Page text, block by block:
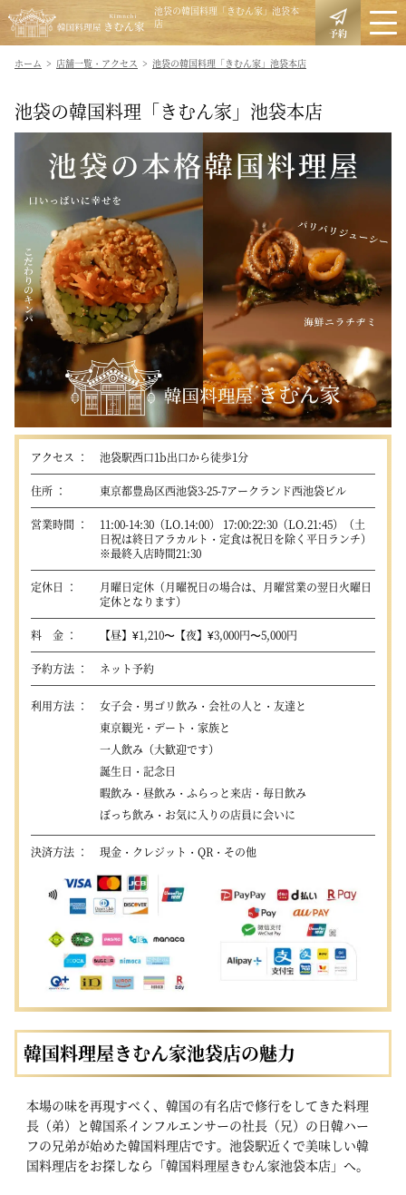
池袋の韓国料理「きむん家」池袋本
店
予約
ホーム 店舗一覧・アクセス 池袋の韓国料理「きむん家」池袋本店
池袋の韓国料理「きむん家」池袋本店
アクセス 池袋駅西口1b出口から徒歩1分
住所 東京都豊島区西池袋3-25-7アークランド西池袋ビル
営業時間
11:00-14:30（LO.14:00） 17:00:22:30（LO.21:45）（土
日祝は終日アラカルト・定食は祝日を除く平日ランチ）
※最終入店時間21:30
定休日
月曜日定休（月曜祝日の場合は、月曜営業の翌日火曜日
定休となります）
料 金 【昼】¥1,210〜【夜】¥3,000円〜5,000円
予約方法 ネット予約
利用方法
女子会・男ゴリ飲み・会社の人と・友達と
東京観光・デート・家族と
一人飲み（大歓迎です）
誕生日・記念日
暇飲み・昼飲み・ふらっと来店・毎日飲み
ぼっち飲み・お気に入りの店員に会いに
決済方法 現金・クレジット・QR・その他
韓国料理屋きむん家池袋店の魅力
本場の味を再現すべく、韓国の有名店で修行をしてきた料理
長（弟）と韓国系インフルエンサーの社長（兄）の日韓ハー
フの兄弟が始めた韓国料理店です。池袋駅近くで美味しい韓
国料理店をお探しなら「韓国料理屋きむん家池袋本店」へ。